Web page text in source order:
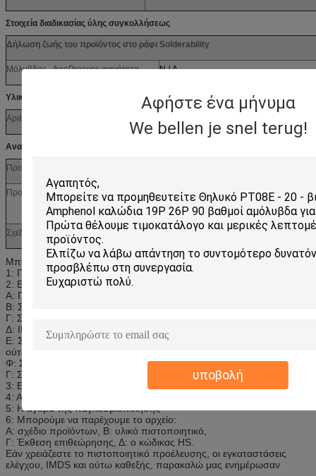
Αφήστε ένα μήνυμα
We bellen je snel terug!
υποβολή
Στοιχεία διαδικασίας ύλης συγκολλήσεως
Δήλωση ζωής του προϊόντος στο ράφι Solderability
Μόλυβδος - freeProcess ικανότητα N / Α
Υλικές πληροφορίες
Αριθμός εφαρμοσμένης μηχανικής
Αναφορά - αριθμοί σχεδίων
Προδιαγραφή συσκευασίας
Προδιαγραφή προϊόντων
CP - 70058-001, CP - 70400-001, CP -
TS - 70058 - 001 - 001, TS - 70541 - 001 -
Σχεδιασμός πωλήσεων SD - 70066 - 0176 - 0199
Μπορούμε να παρέχουμε την υπηρεσία.
1: Γρήγορη απάντηση
2: Επαγγελματικές υπηρεσίες
Α: Πτύχωση.
Β: Συγκόλληση.
Γ: Σχηματοποίηση λουριών (PVC/PE/TPE/TPU και ούτω καθεξής)
Δ: IDC.
Ε: Στην επιφάνεια του επιστρώματος μετάλλων (TPE/TPU/PVC και
ούτω καθεξής).
Φ: Συνέλευση λουριών, συνέλευση γραφείων ελέγχου.
Γ: Σχηματοποίηση προσαρμογής και εγχύσεων συνδετήρων.
3: Εντοπισμός, μείωση του κόστους (έγκριση πελατών)
4: Ακριβείς διοικητικές μέριμνες
5: Η αγορά της παγκοσμιοποίησης
6: Μπορούμε να παρέχουμε το αρχείο:
Α: σχέδιο προϊόντων, Β: υλικό πιστοποιητικό,
Γ: Έκθεση επιθεώρησης, Δ: ο κώδικας HS.
Εάν χρειάζεστε το πιστοποιητικό προέλευσης, οι εγκαταστάσεις
ελέγχου, IMDS και ούτω καθεξής, παρακαλώ μας ενημέρωσαν